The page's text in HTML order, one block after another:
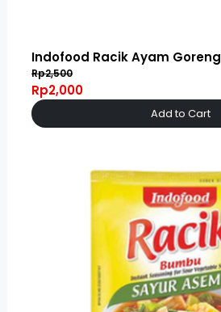
Indofood Racik Ayam Goreng
Rp2,500
Rp2,000
Add to Cart